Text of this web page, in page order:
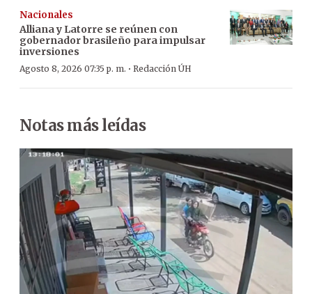
Nacionales
Alliana y Latorre se reúnen con
gobernador brasileño para impulsar
inversiones
Agosto 8, 2026 07:35 p. m. · Redacción ÚH
Notas más leídas